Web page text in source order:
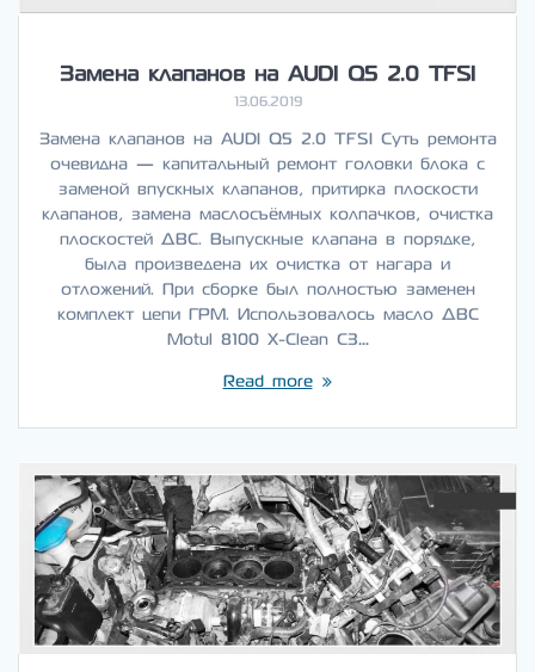
Замена клапанов на AUDI Q5 2.0 TFSI
13.06.2019
Замена клапанов на AUDI Q5 2.0 TFSI Суть ремонта
очевидна — капитальный ремонт головки блока с
заменой впускных клапанов, притирка плоскости
клапанов, замена маслосъёмных колпачков, очистка
плоскостей ДВС. Выпускные клапана в порядке,
была произведена их очистка от нагара и
отложений. При сборке был полностью заменен
комплект цепи ГРМ. Использовалось масло ДВС
Motul 8100 X-Clean C3…
Read more